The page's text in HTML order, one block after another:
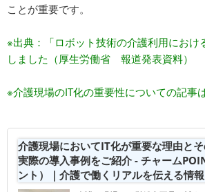
ことが重要です。
※出典：
「ロボット技術の介護利用にお
しました（厚生労働省 報道発表資料）
※介護現場のIT化の重要性についての記事
介護現場においてIT化が重要な理由とそ
実際の導入事例をご紹介 - チャーム
ント）｜介護で働くリアルを伝える情